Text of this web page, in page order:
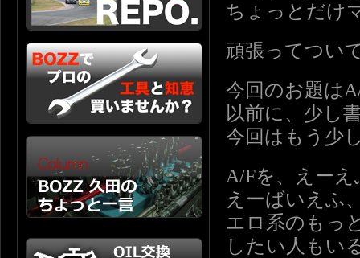
ちょっとだけ
頑張ってつい
今回のお題は
以前に、少し
今回はもう少
A/Fを、えー
えーばいえふ
エロ系のもっ
したい人もい